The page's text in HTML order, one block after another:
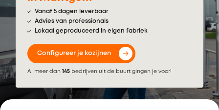
Vanaf 5 dagen leverbaar
Advies van professionals
Lokaal geproduceerd in eigen fabriek
Configureer je kozijnen
Al meer dan 145 bedrijven uit de buurt gingen je voor!